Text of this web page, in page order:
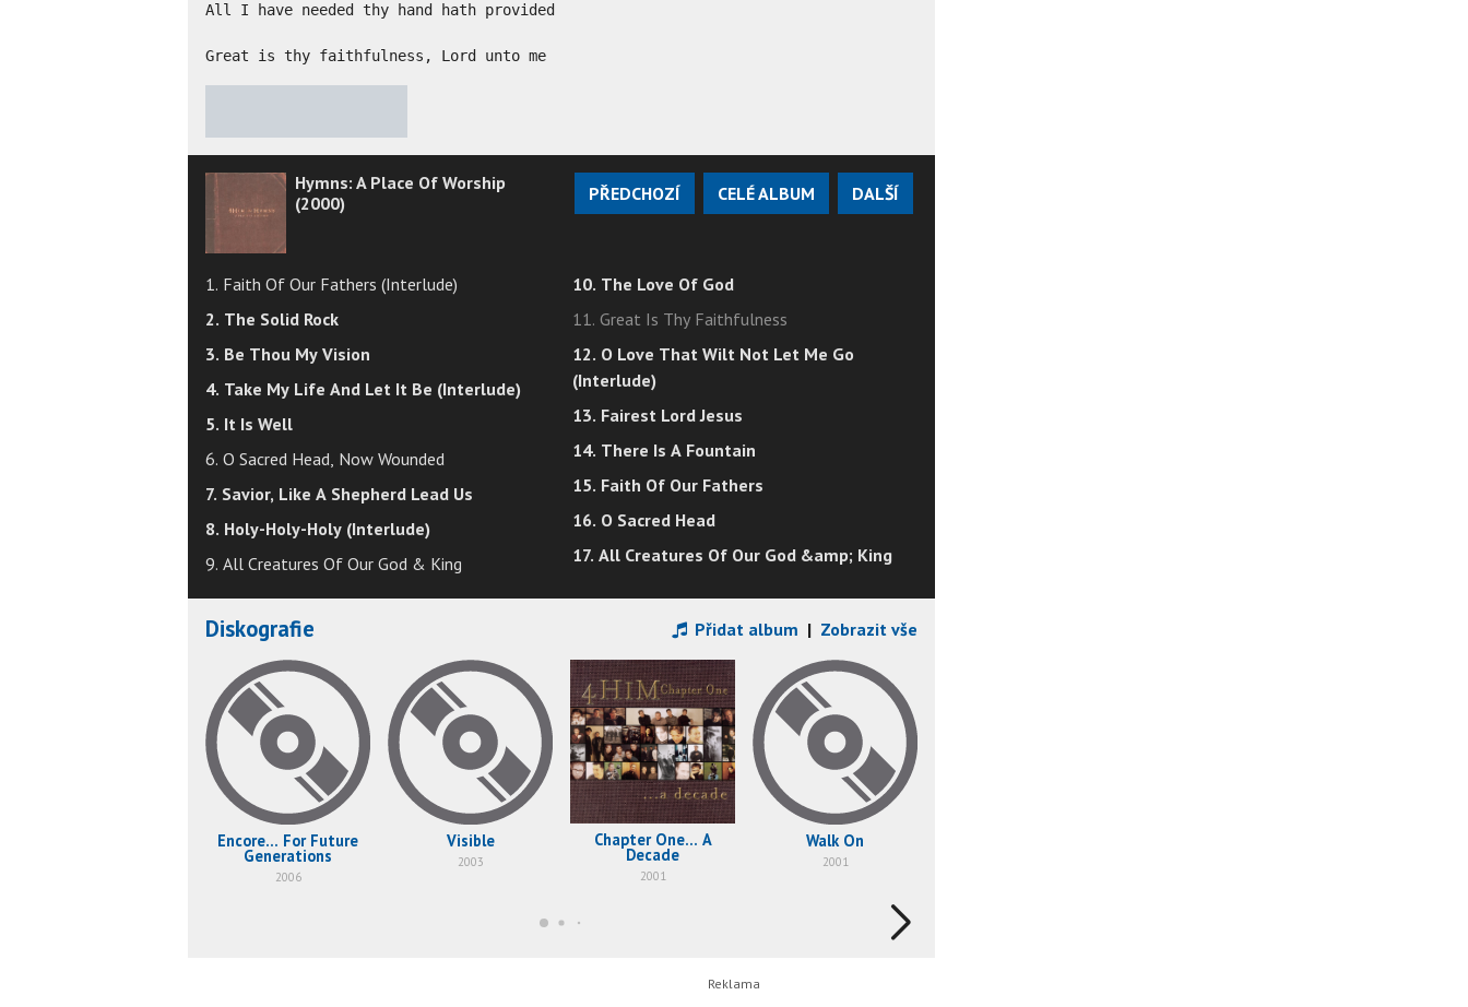
All I have needed thy hand hath provided
Great is thy faithfulness, Lord unto me
Hymns: A Place Of Worship
(2000)
PŘEDCHOZÍ CELÉ ALBUM DALŠÍ
1. Faith Of Our Fathers (Interlude)
2. The Solid Rock
3. Be Thou My Vision
4. Take My Life And Let It Be (Interlude)
5. It Is Well
6. O Sacred Head, Now Wounded
7. Savior, Like A Shepherd Lead Us
8. Holy-Holy-Holy (Interlude)
9. All Creatures Of Our God & King
10. The Love Of God
11. Great Is Thy Faithfulness
12. O Love That Wilt Not Let Me Go
(Interlude)
13. Fairest Lord Jesus
14. There Is A Fountain
15. Faith Of Our Fathers
16. O Sacred Head
17. All Creatures Of Our God &amp; King
Diskografie Přidat album | Zobrazit vše
Encore... For Future
Generations
2006
Visible
2003
Chapter One... A
Decade
2001
Walk On
2001